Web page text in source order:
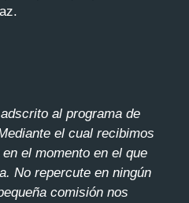
al programa de
el cual recibimos
el momento en el que
No repercute en ningún
comisión nos